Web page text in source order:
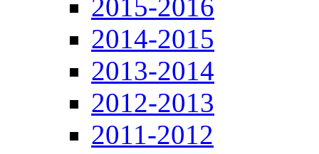
2015-2016
2014-2015
2013-2014
2012-2013
2011-2012